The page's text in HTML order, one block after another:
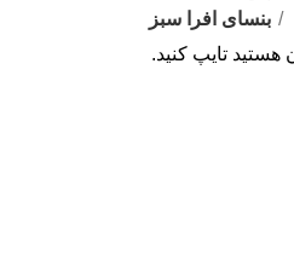
بنسای افرا سبز
تایپ کنید.